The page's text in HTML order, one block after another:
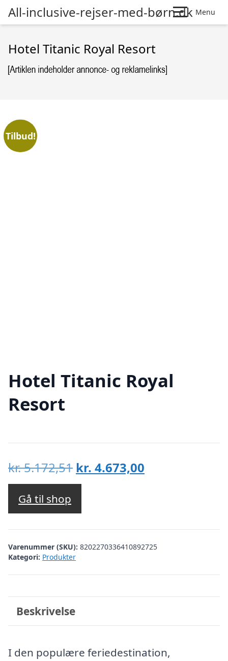
All-inclusive-rejser-med-børn.dk Menu
Hotel Titanic Royal Resort
Tilbud!
Hotel Titanic Royal
Resort
kr.5.172,51 Den
oprindelige
var:
kr. 5.172,51.
kr. 4.673,00
kr. 4.673,00.
Gå til shop
Varenummer (SKU): 8202270336410892725
Kategori: Produkter
Beskrivelse
I den populære feriedestination,